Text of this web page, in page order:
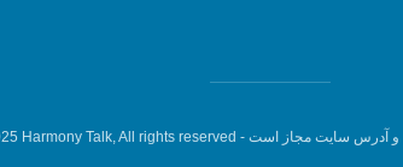
و آدرس سایت مجاز است - Harmony Talk, All rights reserved.